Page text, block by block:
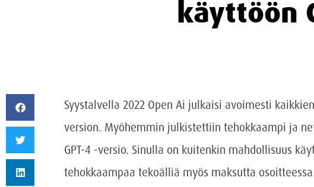
käyttöön
Syystalvella 2022 Open Ai julkaisi avoimesti
version. Myöhemmin julkistettiin tehokkaampi ja
GPT-4 -versio. Sinulla on kuitenkin mahdollisuus
tehokkaampaa tekoälliä myös maksutta